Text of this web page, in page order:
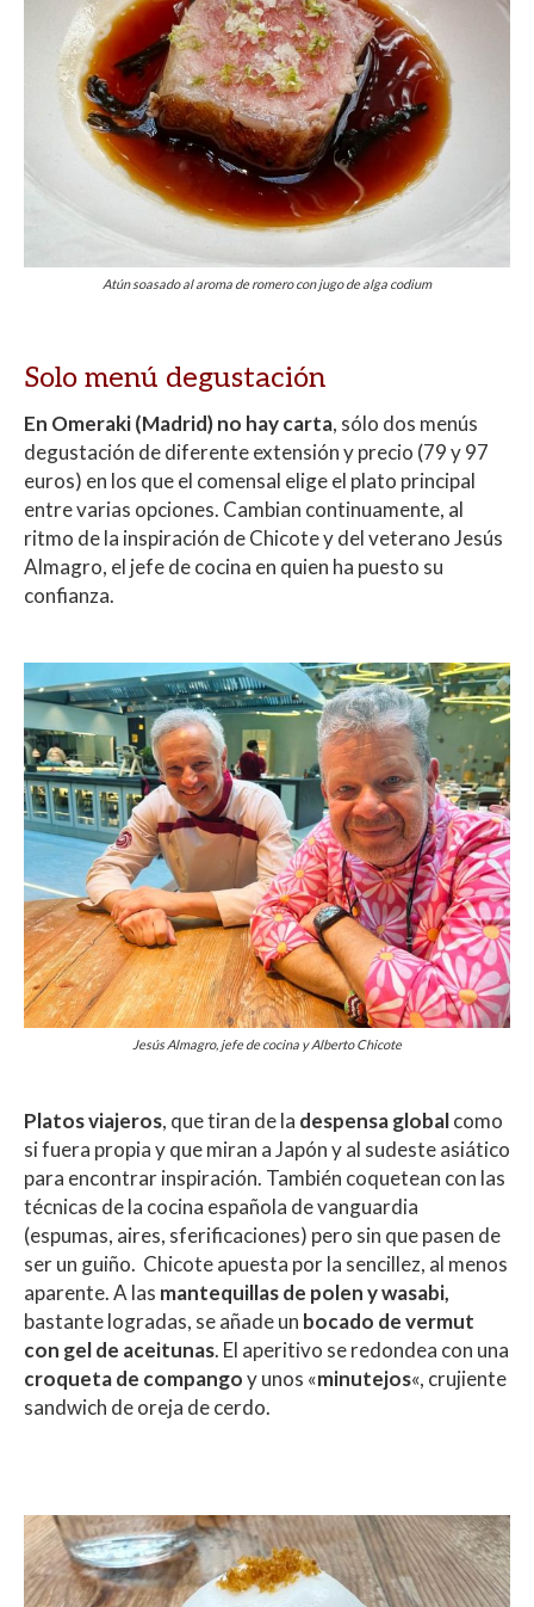
Atún soasado al aroma de romero con jugo de alga codium
Solo menú degustación
En Omeraki (Madrid) no hay carta, sólo dos menús
degustación de diferente extensión y precio (79 y 97
euros) en los que el comensal elige el plato principal
entre varias opciones. Cambian continuamente, al
ritmo de la inspiración de Chicote y del veterano Jesús
Almagro, el jefe de cocina en quien ha puesto su
confianza.
Jesús Almagro, jefe de cocina y Alberto Chicote
Platos viajeros, que tiran de la despensa globalcomo
si fuera propia y que miran a Japón y al sudeste asiático
para encontrar inspiración. También coquetean con las
técnicas de la cocina española de vanguardia
(espumas, aires, sferificaciones) pero sin que pasen de
ser un guiño. Chicote apuesta por la sencillez, al menos
aparente. A las mantequillas de polen y wasabi,
bastante logradas, se añade un bocado de vermut
con gel de aceitunas. El aperitivo se redondea con una
croqueta de compangoy unos «minutejos«, crujiente
sandwich de oreja de cerdo.